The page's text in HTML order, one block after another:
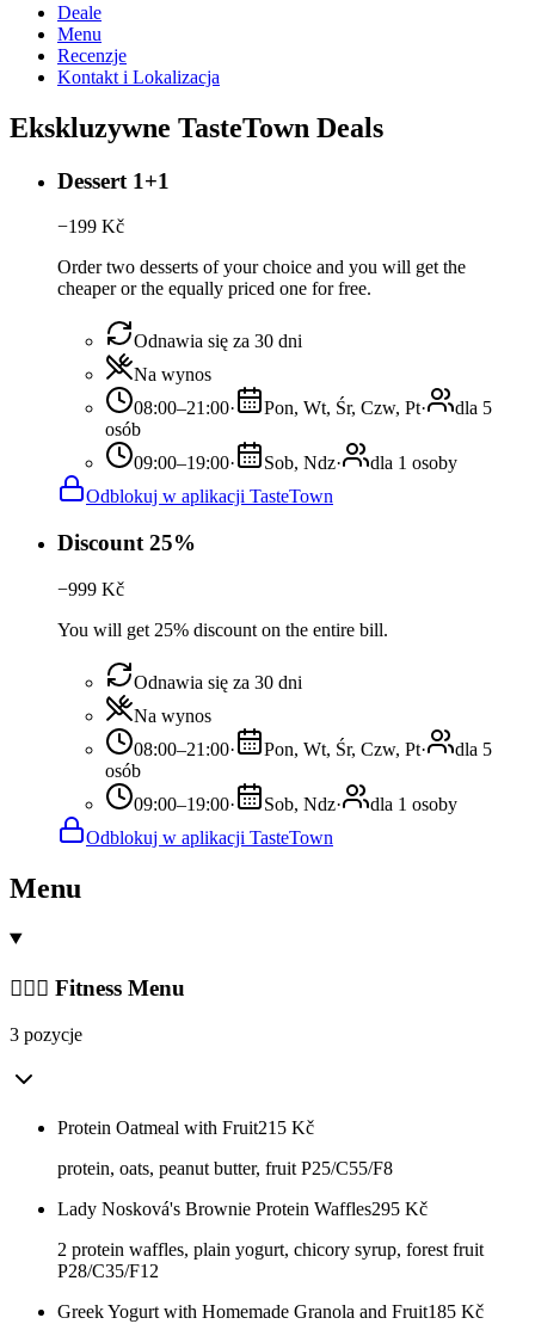
Deale
Menu
Recenzje
Kontakt i Lokalizacja
Ekskluzywne TasteTown Deals
Dessert 1+1
−199 Kč
Order two desserts of your choice and you will get the
cheaper or the equally priced one for free.
Odnawia się za 30 dni
Na wynos
08:00–21:00· Pon, Wt, Śr, Czw, Pt·
dla 5
osób
09:00–19:00· Sob, Ndz·
dla 1 osoby
Odblokuj w aplikacji TasteTown
Discount 25%
−999 Kč
You will get 25% discount on the entire bill.
Odnawia się za 30 dni
Na wynos
08:00–21:00· Pon, Wt, Śr, Czw, Pt·
dla 5
osób
09:00–19:00· Sob, Ndz·
dla 1 osoby
Odblokuj w aplikacji TasteTown
Menu
🏋🏻‍♀️ Fitness Menu
3 pozycje
Protein Oatmeal with Fruit215 Kč
protein, oats, peanut butter, fruit P25/C55/F8
Lady Nosková's Brownie Protein Waffles295 Kč
2 protein waffles, plain yogurt, chicory syrup, forest fruit
P28/C35/F12
Greek Yogurt with Homemade Granola and Fruit185 Kč